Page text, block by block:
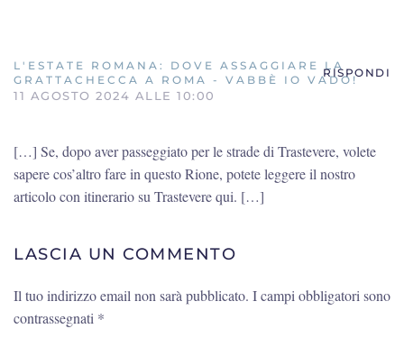
L'ESTATE ROMANA: DOVE ASSAGGIARE LA
GRATTACHECCA A ROMA - VABBÈ IO VADO!
11 AGOSTO 2024 ALLE 10:00
RISPONDI
[…] Se, dopo aver passeggiato per le strade di Trastevere, volete
sapere cos’altro fare in questo Rione, potete leggere il nostro
articolo con itinerario su Trastevere qui. […]
LASCIA UN COMMENTO
Il tuo indirizzo email non sarà pubblicato. I campi obbligatori sono
contrassegnati *